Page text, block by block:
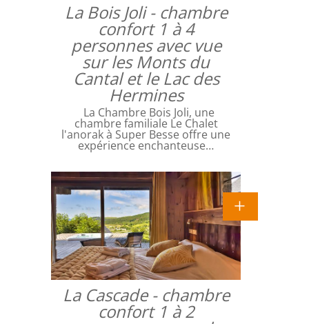
La Bois Joli - chambre
confort 1 à 4
personnes avec vue
sur les Monts du
Cantal et le Lac des
Hermines
La Chambre Bois Joli, une
chambre familiale Le Chalet
l'anorak à Super Besse offre une
expérience enchanteuse…
La Cascade - chambre
confort 1 à 2